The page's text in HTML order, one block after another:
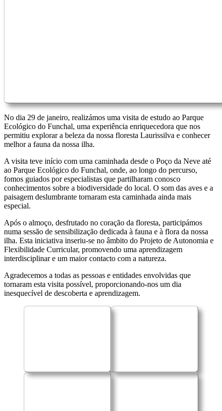
No dia 29 de janeiro, realizámos uma visita de estudo ao Parque
Ecológico do Funchal, uma experiência enriquecedora que nos
permitiu explorar a beleza da nossa floresta Laurissilva e conhecer
melhor a fauna da nossa ilha.
A visita teve início com uma caminhada desde o Poço da Neve até
ao Parque Ecológico do Funchal, onde, ao longo do percurso,
fomos guiados por especialistas que partilharam conosco
conhecimentos sobre a biodiversidade do local. O som das aves e a
paisagem deslumbrante tornaram esta caminhada ainda mais
especial.
Após o almoço, desfrutado no coração da floresta, participámos
numa sessão de sensibilização dedicada à fauna e à flora da nossa
ilha. Esta iniciativa inseriu-se no âmbito do Projeto de Autonomia e
Flexibilidade Curricular, promovendo uma aprendizagem
interdisciplinar e um maior contacto com a natureza.
Agradecemos a todas as pessoas e entidades envolvidas que
tornaram esta visita possível, proporcionando-nos um dia
inesquecível de descoberta e aprendizagem.